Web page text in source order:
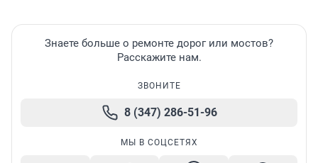
Знаете больше о ремонте дорог или мостов?
Расскажите нам.
ЗВОНИТЕ
8 (347) 286-51-96
МЫ В СОЦСЕТЯХ